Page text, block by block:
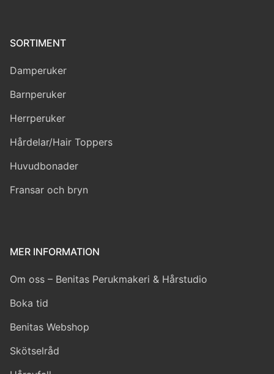
SORTIMENT
Damperuker
Barnperuker
Herrperuker
Hårdelar/Hair Toppers
Huvudbonader
Fransar och bryn
MER INFORMATION
Om oss – Benitas Perukmakeri & Hårstudio
Boka tid
Benitas Webshop
Skötselråd